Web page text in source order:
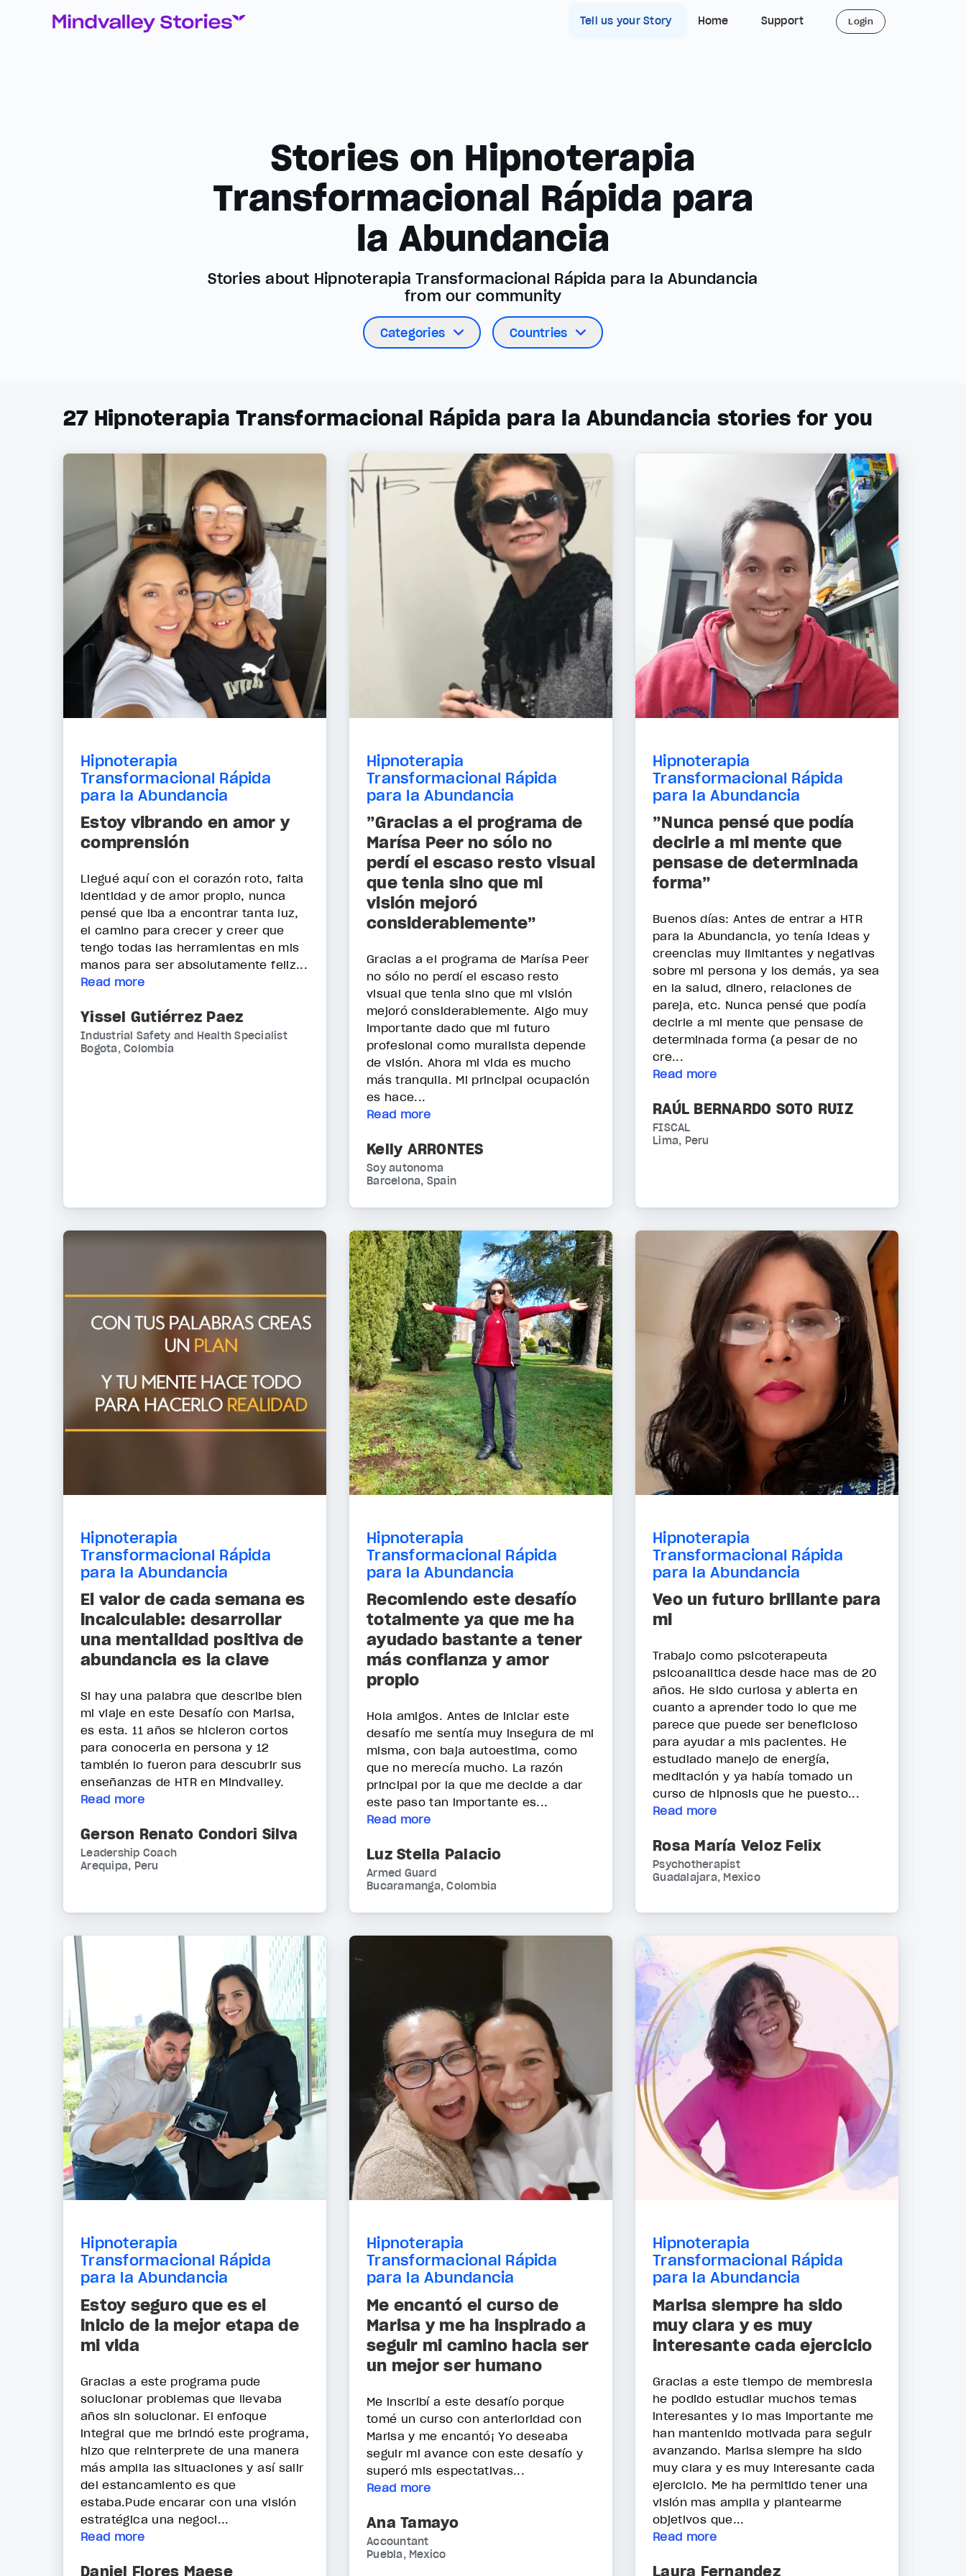
Tell us your Story Home Support Login
Stories on Hipnoterapia
Transformacional Rápida para
la Abundancia
Stories about Hipnoterapia Transformacional Rápida para la Abundancia
from our community
Categories Countries
27Hipnoterapia Transformacional Rápida para la Abundancia stories for you
Hipnoterapia
Transformacional Rápida
para la Abundancia
Estoy vibrando en amor y
comprensión
Llegué aquí con el corazón roto, falta
identidad y de amor propio, nunca
pensé que iba a encontrar tanta luz,
el camino para crecer y creer que
tengo todas las herramientas en mis
manos para ser absolutamente feliz...
Read more
Yissel Gutiérrez Paez
Industrial Safety and Health Specialist
Bogota, Colombia
Hipnoterapia
Transformacional Rápida
para la Abundancia
”Gracias a el programa de
Marísa Peer no sólo no
perdí el escaso resto visual
que tenia sino que mi
visión mejoró
considerablemente”
Gracias a el programa de Marísa Peer
no sólo no perdí el escaso resto
visual que tenia sino que mi visión
mejoró considerablemente. Algo muy
importante dado que mi futuro
profesional como muralista depende
de visión. Ahora mi vida es mucho
más tranquila. Mi principal ocupación
es hace...
Read more
Kelly ARRONTES
Soy autonoma
Barcelona, Spain
Hipnoterapia
Transformacional Rápida
para la Abundancia
”Nunca pensé que podía
decirle a mi mente que
pensase de determinada
forma”
Buenos días: Antes de entrar a HTR
para la Abundancia, yo tenía ideas y
creencias muy limitantes y negativas
sobre mi persona y los demás, ya sea
en la salud, dinero, relaciones de
pareja, etc. Nunca pensé que podía
decirle a mi mente que pensase de
determinada forma (a pesar de no
cre...
Read more
RAÚL BERNARDO SOTO RUIZ
FISCAL
Lima, Peru
Hipnoterapia
Transformacional Rápida
para la Abundancia
El valor de cada semana es
incalculable: desarrollar
una mentalidad positiva de
abundancia es la clave
Si hay una palabra que describe bien
mi viaje en este Desafío con Marisa,
es esta. 11 años se hicieron cortos
para conocerla en persona y 12
también lo fueron para descubrir sus
enseñanzas de HTR en Mindvalley.
Read more
Gerson Renato Condori Silva
Leadership Coach
Arequipa, Peru
Hipnoterapia
Transformacional Rápida
para la Abundancia
Recomiendo este desafío
totalmente ya que me ha
ayudado bastante a tener
más confianza y amor
propio
Hola amigos. Antes de iniciar este
desafío me sentía muy insegura de mi
misma, con baja autoestima, como
que no merecía mucho. La razón
principal por la que me decide a dar
este paso tan importante es...
Read more
Luz Stella Palacio
Armed Guard
Bucaramanga, Colombia
Hipnoterapia
Transformacional Rápida
para la Abundancia
Veo un futuro brillante para
mi
Trabajo como psicoterapeuta
psicoanalitica desde hace mas de 20
años. He sido curiosa y abierta en
cuanto a aprender todo lo que me
parece que puede ser beneficioso
para ayudar a mis pacientes. He
estudiado manejo de energía,
meditación y ya había tomado un
curso de hipnosis que he puesto...
Read more
Rosa María Veloz Felix
Psychotherapist
Guadalajara, Mexico
Hipnoterapia
Transformacional Rápida
para la Abundancia
Estoy seguro que es el
inicio de la mejor etapa de
mi vida
Gracias a este programa pude
solucionar problemas que llevaba
años sin solucionar. El enfoque
integral que me brindó este programa,
hizo que reinterprete de una manera
más amplia las situaciones y así salir
del estancamiento es que
estaba.Pude encarar con una visión
estratégica una negoci...
Read more
Daniel Flores Maese
Hipnoterapia
Transformacional Rápida
para la Abundancia
Me encantó el curso de
Marisa y me ha inspirado a
seguir mi camino hacia ser
un mejor ser humano
Me inscribí a este desafío porque
tomé un curso con anterioridad con
Marisa y me encantó¡ Yo deseaba
seguir mi avance con este desafío y
superó mis espectativas...
Read more
Ana Tamayo
Accountant
Puebla, Mexico
Hipnoterapia
Transformacional Rápida
para la Abundancia
Marisa siempre ha sido
muy clara y es muy
interesante cada ejercicio
Gracias a este tiempo de membresia
he podido estudiar muchos temas
interesantes y lo mas importante me
han mantenido motivada para seguir
avanzando. Marisa siempre ha sido
muy clara y es muy interesante cada
ejercicio. Me ha permitido tener una
visión mas amplia y plantearme
objetivos que...
Read more
Laura Fernandez